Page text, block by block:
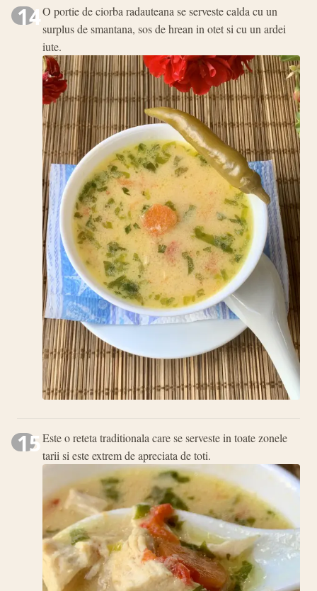
14O portie de ciorba radauteana se serveste calda cu un
surplus de smantana, sos de hrean in otet si cu un ardei
iute.
15Este o reteta traditionala care se serveste in toate zonele
tarii si este extrem de apreciata de toti.